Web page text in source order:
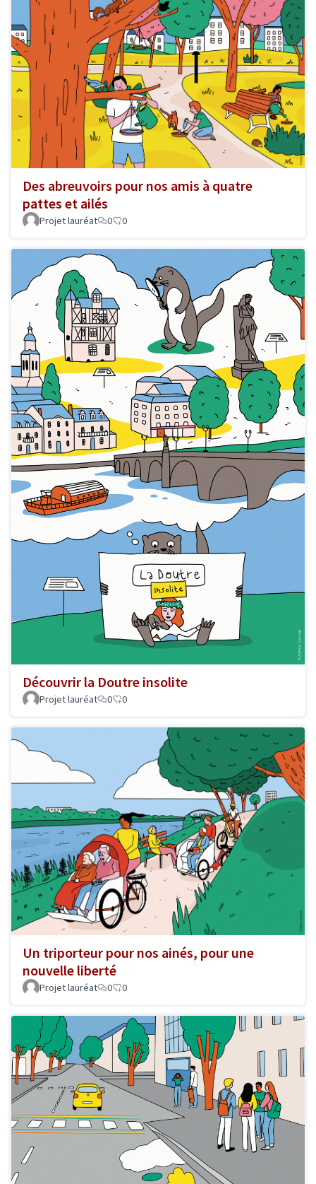
Des abreuvoirs pour nos amis à quatre
pattes et ailés
Projet lauréat 0 0
Découvrir la Doutre insolite
Projet lauréat 0 0
Un triporteur pour nos ainés, pour une
nouvelle liberté
Projet lauréat 0 0